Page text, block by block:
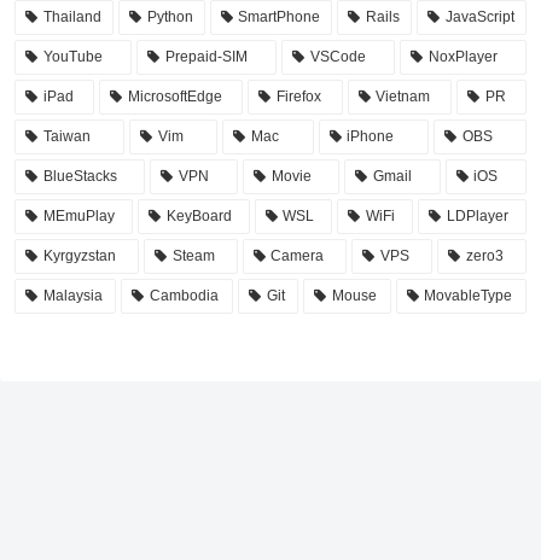
Thailand Python SmartPhone Rails JavaScript
YouTube Prepaid-SIM VSCode NoxPlayer
iPad MicrosoftEdge Firefox Vietnam PR
Taiwan Vim Mac iPhone OBS
BlueStacks VPN Movie Gmail iOS
MEmuPlay KeyBoard WSL WiFi LDPlayer
Kyrgyzstan Steam Camera VPS zero3
Malaysia Cambodia Git Mouse MovableType